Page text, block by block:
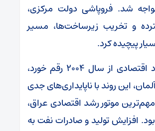
شد. فروپاشی دولت مرکزی،
و تخریب زیرساخت‌ها، مسیر
پیچیده کرد.
شروع بهبود اقتصادی از سال ۲۰۰۴ رقم خورد،
این روند با ناپایداری‌های جدی
موتور رشد اقتصادی عراق،
افزایش تولید و صادرات نفت به